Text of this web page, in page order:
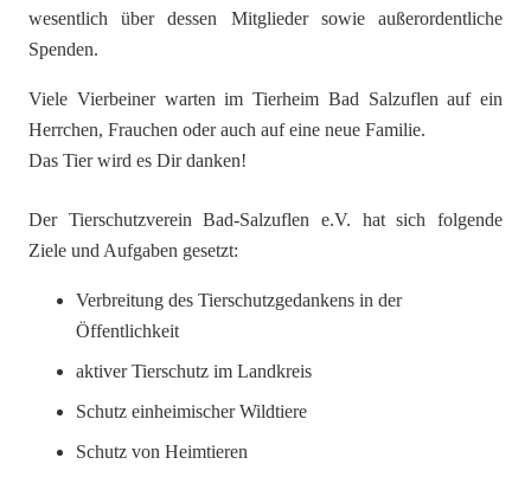
wesentlich über dessen Mitglieder sowie außerordentliche
Spenden.
Viele Vierbeiner warten im Tierheim Bad Salzuflen auf ein
Herrchen, Frauchen oder auch auf eine neue Familie.
Das Tier wird es Dir danken!
Der Tierschutzverein Bad-Salzuflen e.V. hat sich folgende
Ziele und Aufgaben gesetzt:
Verbreitung des Tierschutzgedankens in der
Öffentlichkeit
aktiver Tierschutz im Landkreis
Schutz einheimischer Wildtiere
Schutz von Heimtieren